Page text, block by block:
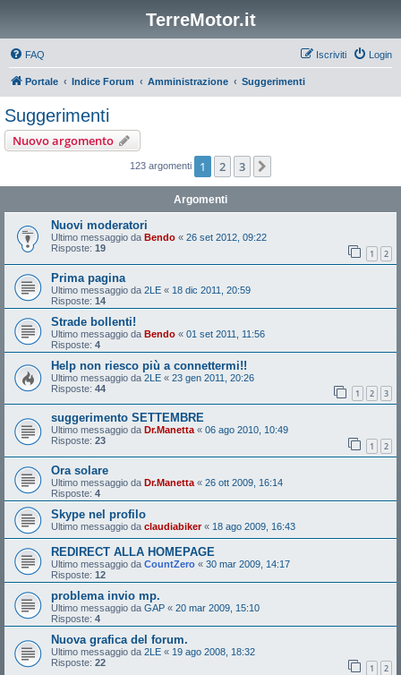
TerreMotor.it
FAQ Login
Iscriviti
Portale Indice Forum Amministrazione Suggerimenti
Suggerimenti
Nuovo argomento
123 argomenti 1 2 3
Argomenti
Nuovi moderatori
Ultimo messaggio da Bendo « 26 set 2012, 09:22
Risposte: 19 1 2
Prima pagina
Ultimo messaggio da 2LE « 18 dic 2011, 20:59
Risposte: 14
Strade bollenti!
Ultimo messaggio da Bendo « 01 set 2011, 11:56
Risposte: 4
Help non riesco più a connettermi!!
Ultimo messaggio da 2LE « 23 gen 2011, 20:26
Risposte: 44 1 2 3
suggerimento SETTEMBRE
Ultimo messaggio da Dr.Manetta « 06 ago 2010, 10:49
Risposte: 23 1 2
Ora solare
Ultimo messaggio da Dr.Manetta « 26 ott 2009, 16:14
Risposte: 4
Skype nel profilo
Ultimo messaggio da claudiabiker« 18 ago 2009, 16:43
REDIRECT ALLA HOMEPAGE
Ultimo messaggio da CountZero « 30 mar 2009, 14:17
Risposte: 12
problema invio mp.
Ultimo messaggio da GAP « 20 mar 2009, 15:10
Risposte: 4
Nuova grafica del forum.
Ultimo messaggio da 2LE « 19 ago 2008, 18:32
Risposte: 22 1 2